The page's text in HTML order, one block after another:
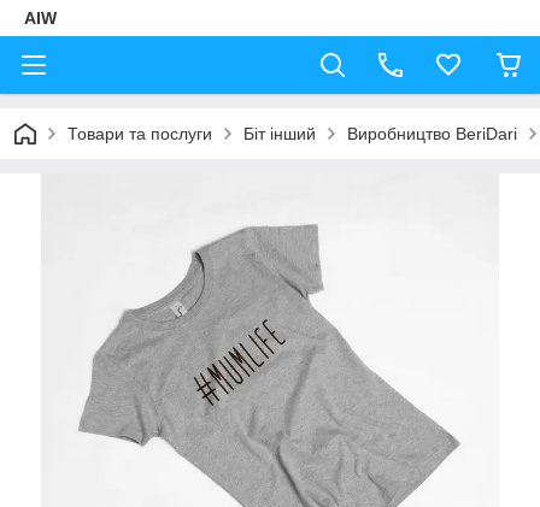
AIW
Товари та послуги Біт інший Виробництво BeriDari